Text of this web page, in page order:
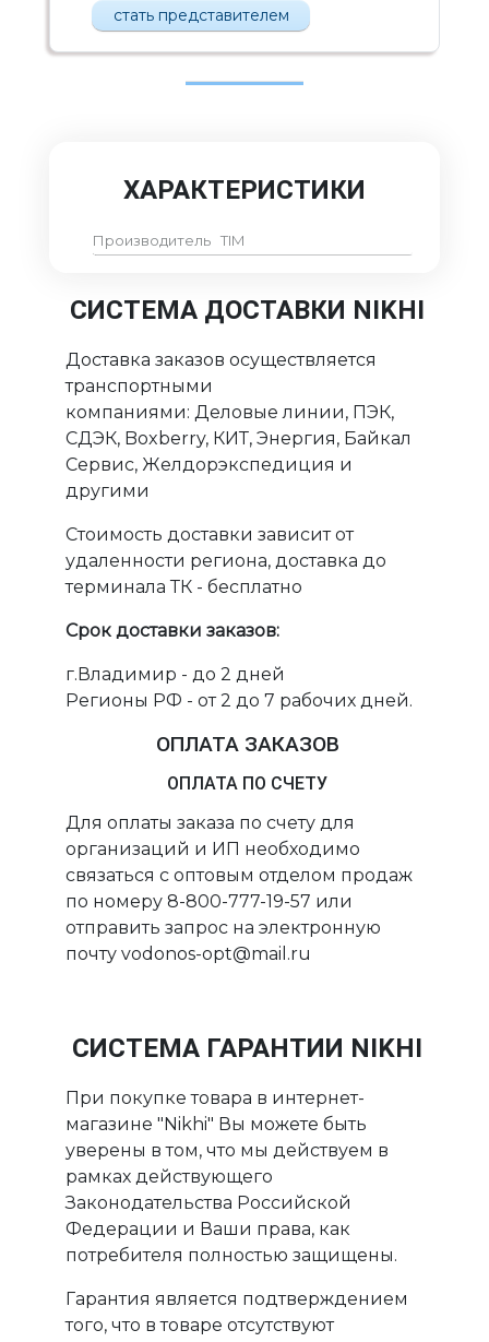
стать представителем
ХАРАКТЕРИСТИКИ
Производитель TIM
СИСТЕМА ДОСТАВКИ NIKHI
Доставка заказов осуществляется
транспортными
компаниями: Деловые линии, ПЭК,
СДЭК, Boxberry, КИТ, Энергия, Байкал
Сервис, Желдорэкспедиция и
другими
Стоимость доставки зависит от
удаленности региона, доставка до
терминала ТК - бесплатно
Срок доставки заказов:
г.Владимир - до 2 дней
Регионы РФ - от 2 до 7 рабочих дней.
ОПЛАТА ЗАКАЗОВ
ОПЛАТА ПО СЧЕТУ
Для оплаты заказа по счету для
организаций и ИП необходимо
связаться с оптовым отделом продаж
по номеру 8-800-777-19-57 или
отправить запрос на электронную
почту vodonos-opt@mail.ru
СИСТЕМА ГАРАНТИИ NIKHI
При покупке товара в интернет-
магазине "Nikhi" Вы можете быть
уверены в том, что мы действуем в
рамках действующего
Законодательства Российской
Федерации и Ваши права, как
потребителя полностью защищены.
Гарантия является подтверждением
того, что в товаре отсутствуют